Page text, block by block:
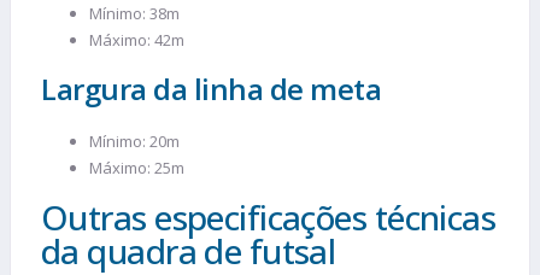
Mínimo: 38m
Máximo: 42m
Largura da linha de meta
Mínimo: 20m
Máximo: 25m
Outras especificações técnicas
da quadra de futsal